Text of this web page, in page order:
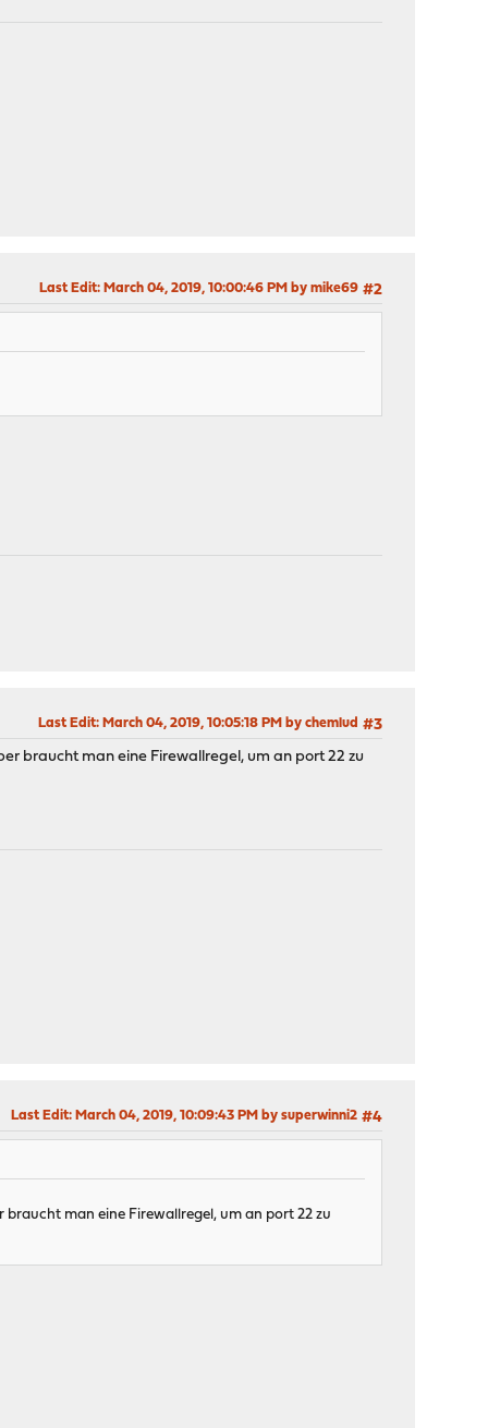
#2
Last Edit: March 04, 2019, 10:00:46 PM by mike69
#3
Last Edit: March 04, 2019, 10:05:18 PM by chemlud
braucht man eine Firewallregel, um an port 22 zu
#4
Last Edit: March 04, 2019, 10:09:43 PM by superwinni2
man eine Firewallregel, um an port 22 zu